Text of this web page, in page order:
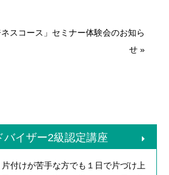
ネスコース」セミナー体験会のお知ら
せ »
バイザー2級認定講座
片付けが苦手な方でも１日で片づけ上